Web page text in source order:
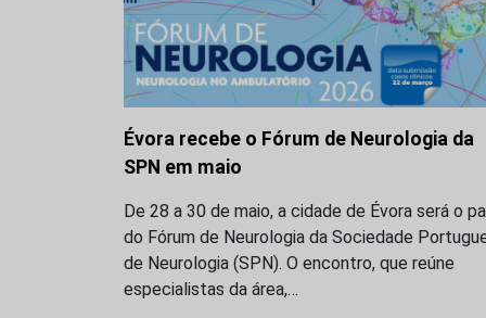
Évora recebe o Fórum de Neurologia da
SPN em maio
De 28 a 30 de maio, a cidade de Évora será o
do Fórum de Neurologia da Sociedade
de Neurologia (SPN). O encontro, que reúne
especialistas da área,…